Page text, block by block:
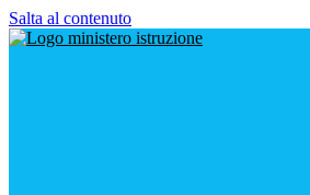
Salta al contenuto